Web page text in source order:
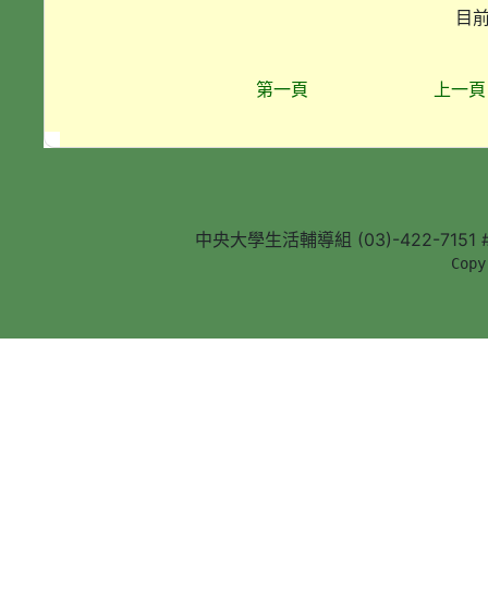
目
第一頁 上一頁
中央大學生活輔導組 (03)-422-7151